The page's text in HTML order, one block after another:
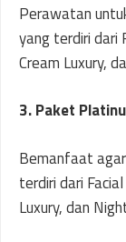
Perawatan
yang terdiri dari
Cream Luxury,
3. Paket
Bemanfaat
terdiri dari
Luxury, dan